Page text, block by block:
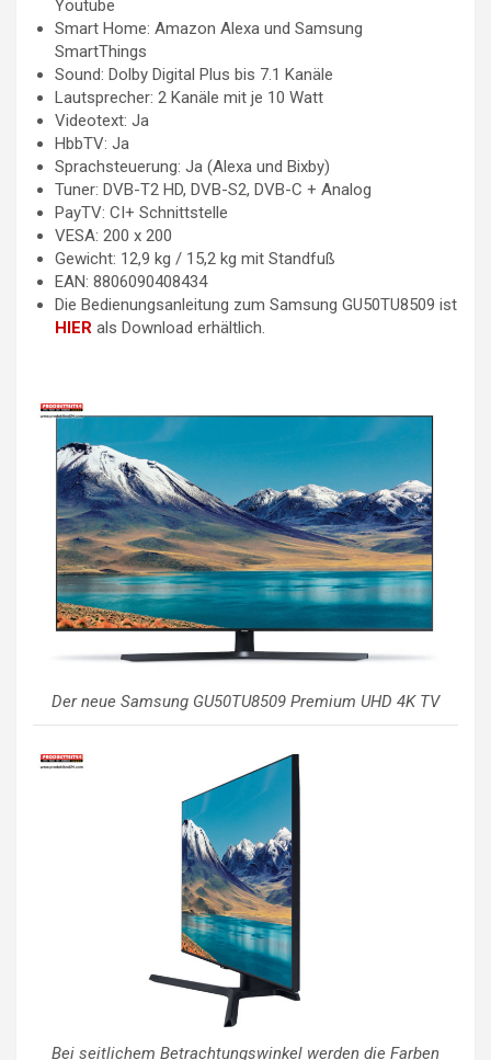
Youtube
Smart Home: Amazon Alexa und Samsung
SmartThings
Sound: Dolby Digital Plus bis 7.1 Kanäle
Lautsprecher: 2 Kanäle mit je 10 Watt
Videotext: Ja
HbbTV: Ja
Sprachsteuerung: Ja (Alexa und Bixby)
Tuner: DVB-T2 HD, DVB-S2, DVB-C + Analog
PayTV: CI+ Schnittstelle
VESA: 200 x 200
Gewicht: 12,9 kg / 15,2 kg mit Standfuß
EAN: 8806090408434
Die Bedienungsanleitung zum Samsung GU50TU8509 ist
HIER als Download erhältlich.
Der neue Samsung GU50TU8509 Premium UHD 4K TV
Bei seitlichem Betrachtungswinkel werden die Farben